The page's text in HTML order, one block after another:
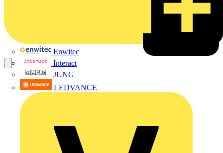
Enwitec
Interact
JUNG
LEDVANCE